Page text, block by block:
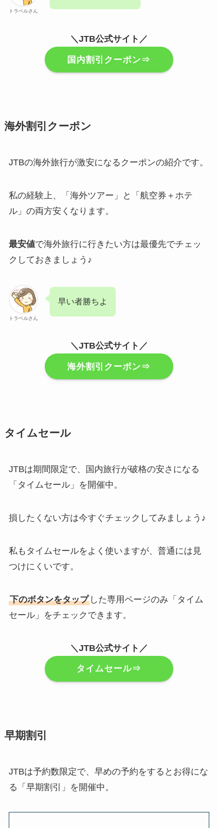
トラベルさん
＼JTB公式サイト／
国内割引クーポン⇒
海外割引クーポン
JTBの海外旅行が激安になるクーポンの紹介です。
私の経験上、「海外ツアー」と「航空券＋ホテ
ル」の両方安くなります。
最安値で海外旅行に行きたい方は最優先でチェッ
クしておきましょう♪
トラベルさん
早い者勝ちよ
＼JTB公式サイト／
海外割引クーポン⇒
タイムセール
JTBは期間限定で、国内旅行が破格の安さになる
「タイムセール」を開催中。
損したくない方は今すぐチェックしてみましょう♪
私もタイムセールをよく使いますが、普通には見
つけにくいです。
下のボタンをタップした専用ページのみ「タイム
セール」をチェックできます。
＼JTB公式サイト／
タイムセール⇒
早期割引
JTBは予約数限定で、早めの予約をするとお得にな
る「早期割引」を開催中。